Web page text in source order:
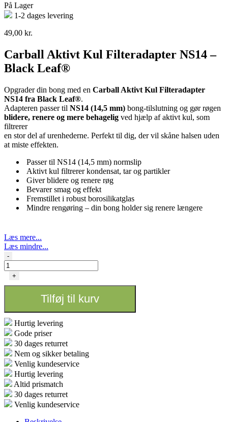
På Lager
1-2 dages levering
49,00 kr.
Carball Aktivt Kul Filteradapter NS14 –
Black Leaf®
Opgrader din bong med en Carball Aktivt Kul Filteradapter
NS14 fra Black Leaf®.
Adapteren passer til NS14 (14,5 mm) bong-tilslutning og gør røgen
blidere, renere og mere behagelig ved hjælp af aktivt kul, som
filtrerer
en stor del af urenhederne. Perfekt til dig, der vil skåne halsen uden
at miste effekten.
Passer til NS14 (14,5 mm) normslip
Aktivt kul filtrerer kondensat, tar og partikler
Giver blidere og renere røg
Bevarer smag og effekt
Fremstillet i robust borosilikatglas
Mindre rengøring – din bong holder sig renere længere
Læs mere...
Læs mindre...
Carball
Aktivt
Kul
Leaf®
antal
-
+
Tilføj til kurv
Hurtig levering
Gode priser
30 dages returret
Nem og sikker betaling
Venlig kundeservice
Hurtig levering
Altid prismatch
30 dages returret
Venlig kundeservice